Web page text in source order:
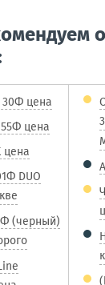
30Ф цена
цена
цена
DUO
(черный)